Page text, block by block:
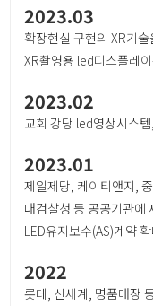
2023.03
확장현실 구현의 XR기
XR촬영용 led디스플레
2023.02
교회 강당 led영상시스
2023.01
제일제당, 케이티앤지,
대검찰청 등 공공기관에
LED유지보수(AS)계약
2022
롯데, 신세계, 명품매장